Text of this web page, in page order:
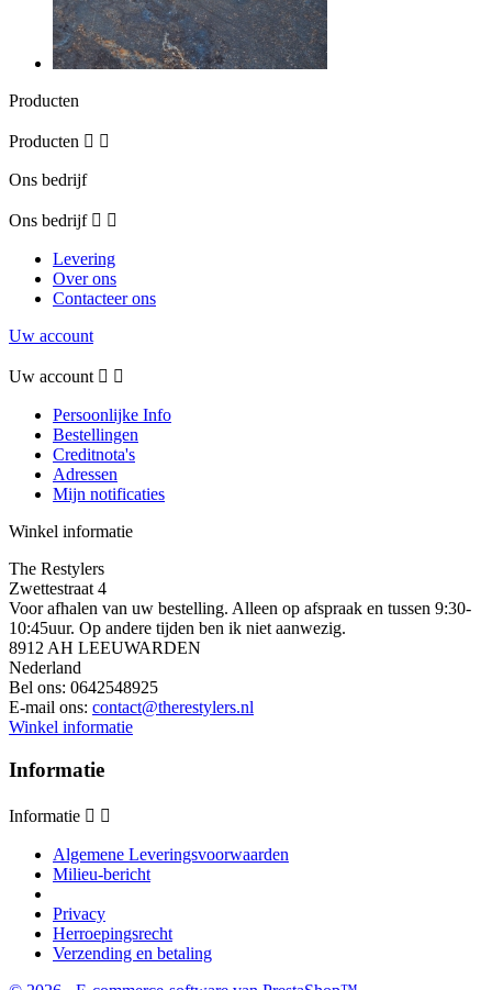
Producten
Producten  
Ons bedrijf
Ons bedrijf  
Levering
Over ons
Contacteer ons
Uw account
Uw account  
Persoonlijke Info
Bestellingen
Creditnota's
Adressen
Mijn notificaties
Winkel informatie
The Restylers
Zwettestraat 4
Voor afhalen van uw bestelling. Alleen op afspraak en tussen 9:30-
10:45uur. Op andere tijden ben ik niet aanwezig.
8912 AH LEEUWARDEN
Nederland
Bel ons: 0642548925
E-mail ons: contact@therestylers.nl
Winkel informatie
Informatie
Informatie  
Algemene Leveringsvoorwaarden
Milieu-bericht
Privacy
Herroepingsrecht
Verzending en betaling